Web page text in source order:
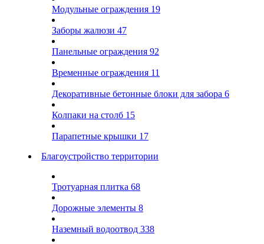
Модульные ограждения 19
Заборы жалюзи 47
Панельные ограждения 92
Временные ограждения 11
Декоративные бетонные блоки для забора 6
Колпаки на столб 15
Парапетные крышки 17
Благоустройство территории
Тротуарная плитка 68
Дорожные элементы 8
Наземный водоотвод 338